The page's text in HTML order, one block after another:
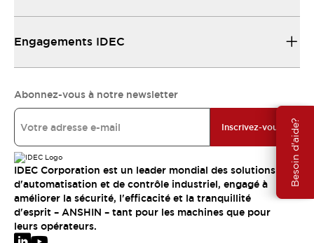
Besoin d'aide?
Engagements IDEC
Abonnez-vous à notre newsletter
Inscrivez-vous
IDEC Corporation est un leader mondial des solutions
d'automatisation et de contrôle industriel, engagé à
améliorer la sécurité, l'efficacité et la tranquillité
d'esprit – ANSHIN – tant pour les machines que pour
leurs opérateurs.